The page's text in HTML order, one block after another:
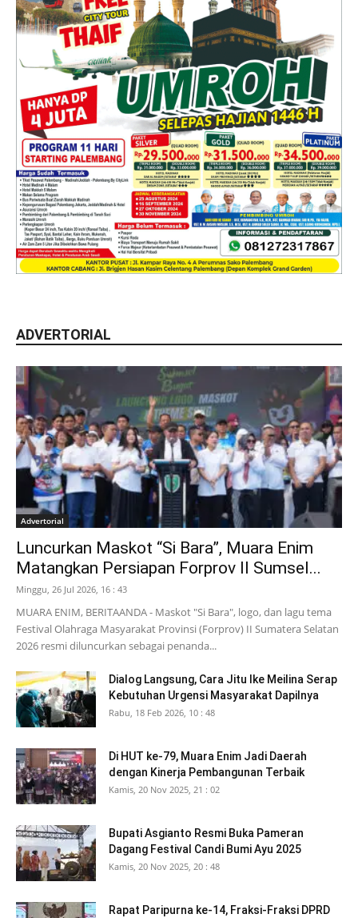
ADVERTORIAL
Advertorial
Luncurkan Maskot “Si Bara”, Muara Enim
Matangkan Persiapan Forprov II Sumsel...
Minggu, 26 Jul 2026, 16 : 43
MUARA ENIM, BERITAANDA - Maskot "Si Bara", logo, dan lagu tema
Festival Olahraga Masyarakat Provinsi (Forprov) II Sumatera Selatan
2026 resmi diluncurkan sebagai penanda...
Dialog Langsung, Cara Jitu Ike Meilina Serap
Kebutuhan Urgensi Masyarakat Dapilnya
Rabu, 18 Feb 2026, 10 : 48
Di HUT ke-79, Muara Enim Jadi Daerah
dengan Kinerja Pembangunan Terbaik
Kamis, 20 Nov 2025, 21 : 02
Bupati Asgianto Resmi Buka Pameran
Dagang Festival Candi Bumi Ayu 2025
Kamis, 20 Nov 2025, 20 : 48
Rapat Paripurna ke-14, Fraksi-Fraksi DPRD